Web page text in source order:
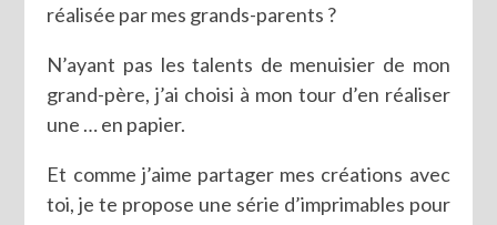
réalisée par mes grands-parents ?
N’ayant pas les talents de menuisier de mon
grand-père, j’ai choisi à mon tour d’en réaliser
une … en papier.
Et comme j’aime partager mes créations avec
toi, je te propose une série d’imprimables pour